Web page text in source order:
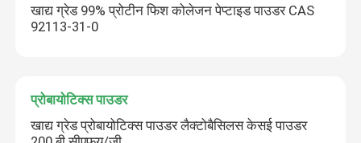
फल और सब्जियों का पाउडर
प्राकृतिक खाद्य रंग पाउडर
खाद्य ग्रेड 99% प्रोटीन फिश कोलेजन पेप्टाइड पाउडर CAS
92113-31-0
प्रोबायोटिक्स पाउडर
खाद्य ग्रेड प्रोबायोटिक्स पाउडर लैक्टोबैसिलस केसई पाउडर